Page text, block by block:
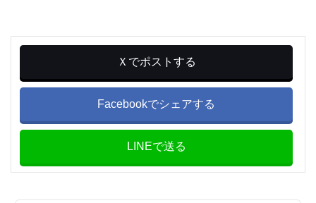
Ｘでポストする
Facebookでシェアする
LINEで送る